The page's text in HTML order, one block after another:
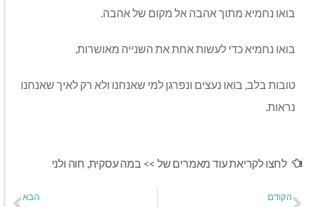
בואו נחמיא מתוך אהבה אל מקום של אהבה.
בואו נחמיא כדי לעשות אחת את השנייה מאושרות,
טובות בלב, בואו נעצים ונפרגן למי שאנחנו ולא רק לאיך שאנחנו
נראות.
לחצו לקריאת עוד מאמרים של >> במה עסקית, חוה ולני
הקודם הבא